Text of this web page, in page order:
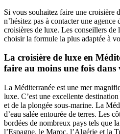
Si vous souhaitez faire une croisière
n’hésitez pas à contacter une agence
croisières de luxe. Les conseillers de
choisir la formule la plus adaptée à
La croisière de luxe en
faire au moins une fois dans
La Méditerranée est une mer
luxe. C’est une excellente
et de la plongée sous-marine. La
d’eau salée entourée de terres. Les
bordées de nombreux pays tels que
l’Espagne, le Maroc, l’Algérie et la